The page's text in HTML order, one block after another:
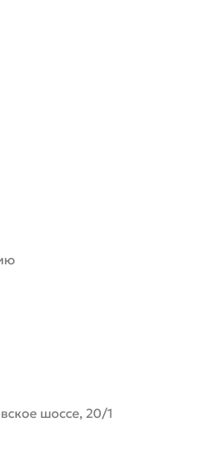
шоссе, 20/1